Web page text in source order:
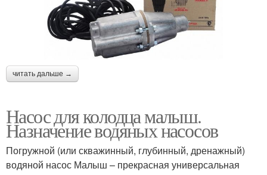
читать дальше →
Насос для колодца малыш.
Назначение водяных насосов
Погружной (или скважинный, глубинный, дренажный)
водяной насос Малыш – прекрасная универсальная